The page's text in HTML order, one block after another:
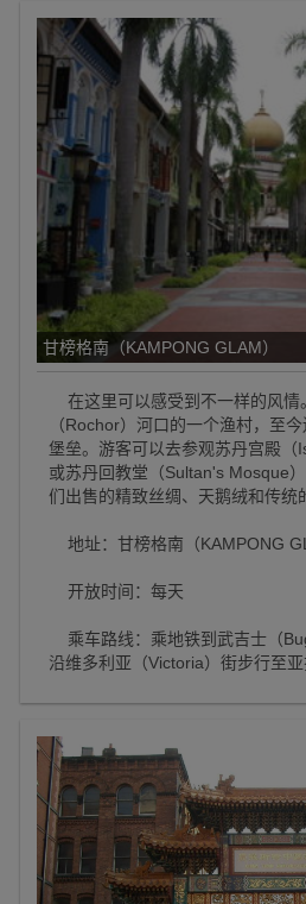
甘榜格南（KAMPONG GLAM）
在这里可以感受到不一样的风情
（Rochor）河口的一个渔村，至
堡垒。游客可以去参观苏丹宫殿（
或苏丹回教堂（Sultan's Mosque
们出售的精致丝绸、天鹅绒和传统
地址：甘榜格南（KAMPONG
开放时间：每天
乘车路线：乘地铁到武吉士（
沿维多利亚（Victoria）街步行至亚